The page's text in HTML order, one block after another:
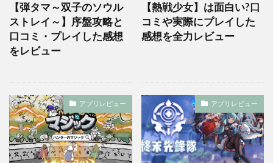
【弾タマ～双子のソウル
ストレイ～】序盤攻略と
口コミ・プレイした感想
をレビュー
【熱戦少女】は面白い?口
コミや実際にプレイした
感想を全力レビュー
アプリレビュー アプリレビュー